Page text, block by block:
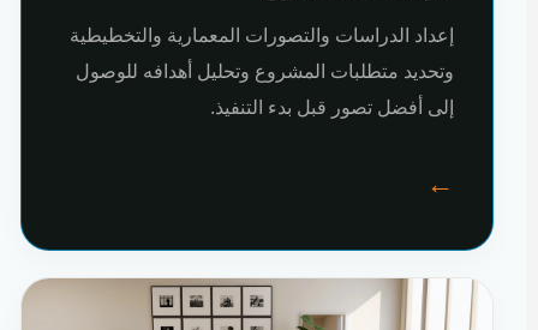
إعداد الدراسات والتصورات المعمارية والتخطيطية
وتحديد متطلبات المشروع وتحليل أهدافه للوصول
إلى أفضل تصور قبل بدء التنفيذ.
←